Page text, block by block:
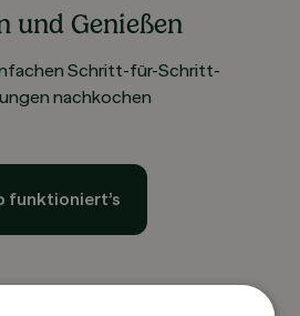
und Genießen
Schritt-für-Schritt-
nachkochen
funktioniert’s